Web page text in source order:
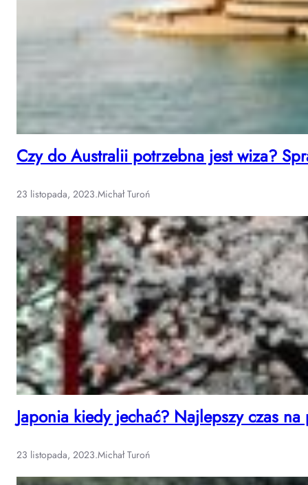
Czy do Australii potrzebna jest wiza?
23 listopada, 2023.Michał Turoń
Japonia kiedy jechać? Najlepszy czas
23 listopada, 2023.Michał Turoń